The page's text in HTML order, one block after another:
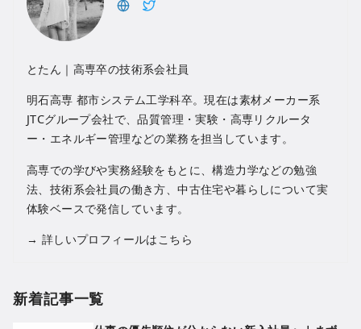
とたん｜高専卒の技術系会社員
明石高専 都市システム工学科卒。現在は素材メーカー系
JTCグループ会社で、品質管理・実験・高専リクルータ
ー・エネルギー管理などの業務を担当しています。
高専での学びや実務経験をもとに、構造力学などの勉強
法、技術系会社員の働き方、中古住宅や暮らしについて実
体験ベースで発信しています。
→ 詳しいプロフィールはこちら
新着記事一覧